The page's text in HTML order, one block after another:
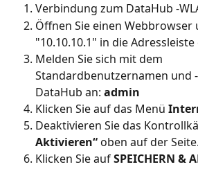
Verbindung zum DataHub -
Öffnen Sie einen Webbrowser
"10.10.10.1" in die Adressleiste
Melden Sie sich mit dem
Standardbenutzernamen und
DataHub an: admin
Klicken Sie auf das Menü
Deaktivieren Sie das
Aktivieren“ oben auf der Seite.
Klicken Sie auf SPEICHERN &